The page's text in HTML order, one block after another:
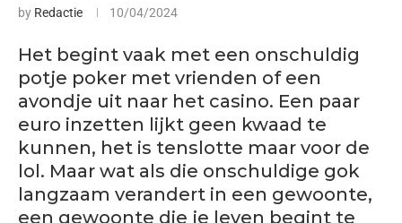
by Redactie 10/04/2024
Het begint vaak met een onschuldig
potje poker met vrienden of een
avondje uit naar het casino. Een paar
euro inzetten lijkt geen kwaad te
kunnen, het is tenslotte maar voor de
lol. Maar wat als die onschuldige gok
langzaam verandert in een gewoonte,
een gewoonte die je leven begint te